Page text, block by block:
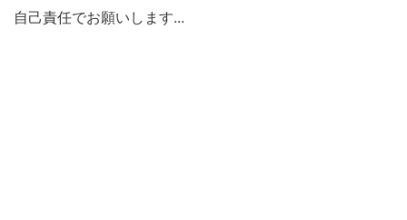
自己責任でお願いします...